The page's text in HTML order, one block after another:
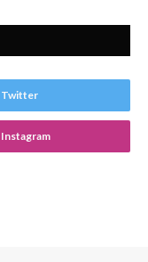
Twitter
Instagram